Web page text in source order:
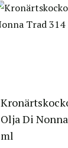
Olja Di
ml